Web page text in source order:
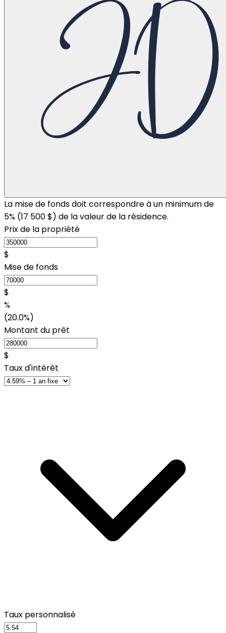
La mise de fonds doit correspondre à un minimum de
5% (17 500 $) de la valeur de la résidence.
Prix de la propriété
$
Mise de fonds
$
%
(20.0%)
Montant du prêt
$
Taux d'intérêt
Taux personnalisé